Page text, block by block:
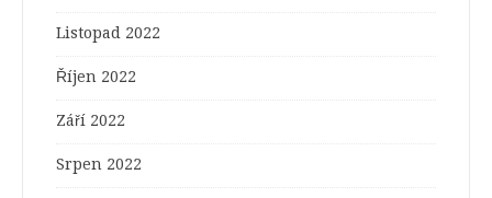
Listopad 2022
Říjen 2022
Září 2022
Srpen 2022